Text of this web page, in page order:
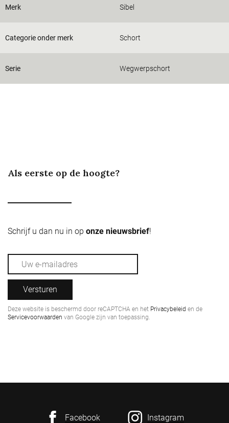
Merk Sibel
Categorie onder merk Schort
Serie Wegwerpschort
Als eerste op de hoogte?
Schrijf u dan nu in op onze nieuwsbrief!
Versturen
Deze website is beschermd door reCAPTCHA en het Privacybeleid en de
Servicevoorwaarden van Google zijn van toepassing.
Facebook Instagram